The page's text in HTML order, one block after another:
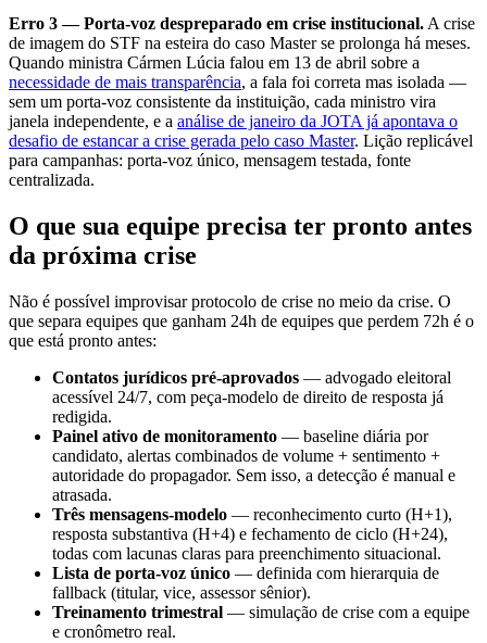
Erro 3 — Porta-voz despreparado em crise institucional. A crise
de imagem do STF na esteira do caso Master se prolonga há meses.
Quando ministra Cármen Lúcia falou em 13 de abril sobre a
necessidade de mais transparência, a fala foi correta mas isolada —
sem um porta-voz consistente da instituição, cada ministro vira
janela independente, e a análise de janeiro da JOTA já apontava o
desafio de estancar a crise gerada pelo caso Master. Lição replicável
para campanhas: porta-voz único, mensagem testada, fonte
centralizada.
O que sua equipe precisa ter pronto antes
da próxima crise
Não é possível improvisar protocolo de crise no meio da crise. O
que separa equipes que ganham 24h de equipes que perdem 72h é o
que está pronto antes:
Contatos jurídicos pré-aprovados — advogado eleitoral
acessível 24/7, com peça-modelo de direito de resposta já
redigida.
Painel ativo de monitoramento — baseline diária por
candidato, alertas combinados de volume + sentimento +
autoridade do propagador. Sem isso, a detecção é manual e
atrasada.
Três mensagens-modelo — reconhecimento curto (H+1),
resposta substantiva (H+4) e fechamento de ciclo (H+24),
todas com lacunas claras para preenchimento situacional.
Lista de porta-voz único — definida com hierarquia de
fallback (titular, vice, assessor sênior).
Treinamento trimestral — simulação de crise com a equipe
e cronômetro real.